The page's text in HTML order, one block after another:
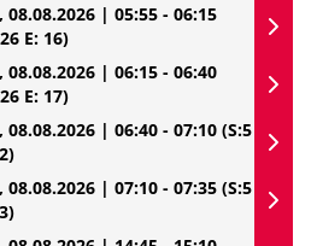
08.08.2026 | 05:55 - 06:15
E: 16)
08.08.2026 | 06:15 - 06:40
E: 17)
08.08.2026 | 06:40 - 07:10 (S:5
08.08.2026 | 07:10 - 07:35 (S:5